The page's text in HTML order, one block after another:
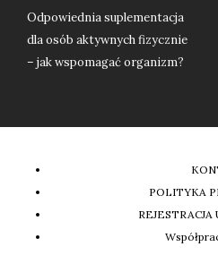
Odpowiednia suplementacja
dla osób aktywnych fizycznie
– jak wspomagać organizm?
POLITYKA